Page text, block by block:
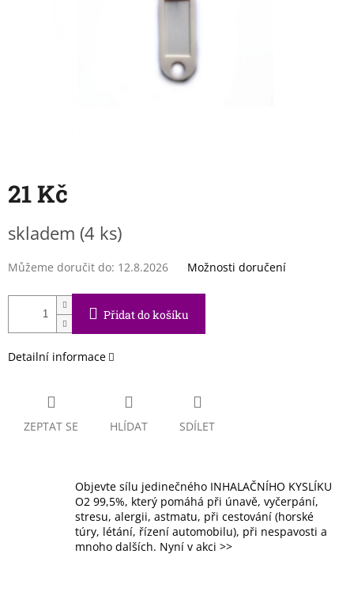
21 Kč
cena:
skladem (4 ks)
Můžeme doručit do: 12.8.2026 Možnosti doručení
Přidat do košíku
Detailní informace
ZEPTAT SE HLÍDAT SDÍLET
Objevte sílu jedinečného INHALAČNÍHO KYSLÍKU
O2 99,5%, který pomáhá při únavě, vyčerpání,
stresu, alergii, astmatu, při cestování (horské
túry, létání, řízení automobilu), při nespavosti a
mnoho dalších. Nyní v akci >>